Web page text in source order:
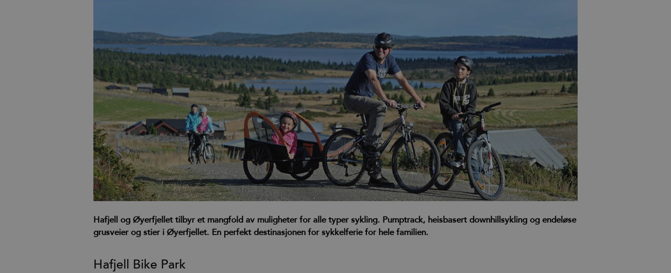
Hafjell og Øyerfjellet tilbyr et mangfold av muligheter for alle typer sykling. Pumptrack, heisbasert downhillsykling og endeløse
grusveier og stier i Øyerfjellet. En perfekt destinasjonen for sykkelferie for hele familien.
Hafjell Bike Park